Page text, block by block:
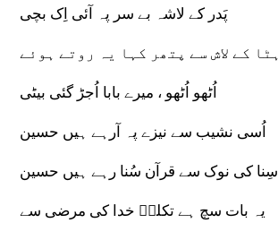
پَدر کے لاشہ بے سر پہ آئی اِک بچی
ہٹا کے لاش سے پتھر کہا یہ روتے ہوئے
اُٹھو اُٹھو ، میرے بابا اُجڑ گئی بیٹی
اُسی نشیب سے نیزے پہ آرہے ہیں حسین
سِنا کی نوک سے قرآن سُنا رہے ہیں حسین
یہ بات سچ ہے تکلمؔ خدا کی مرضی سے